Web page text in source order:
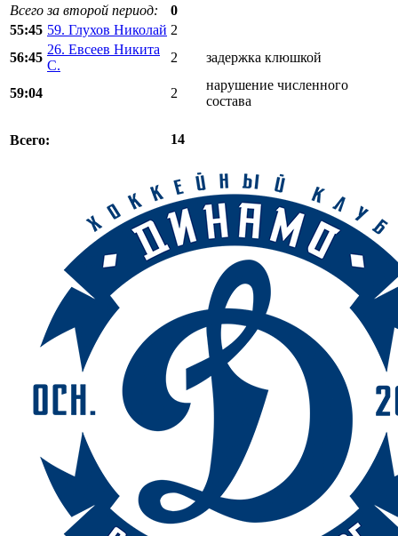
Всего за второй период:
0
55:45 59. Глухов Николай 2
56:45
26. Евсеев Никита
С.
2 задержка клюшкой
59:04 2
нарушение численного
состава
Всего: 14